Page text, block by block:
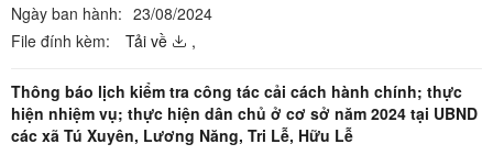
Ngày ban hành: 23/08/2024
File đính kèm:
Tải về ,
Thông báo lịch kiểm tra công tác cải cách hành chính; thực
hiện nhiệm vụ; thực hiện dân chủ ở cơ sở năm 2024 tại UBND
các xã Tú Xuyên, Lương Năng, Tri Lễ, Hữu Lễ